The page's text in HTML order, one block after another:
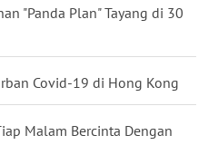
"Panda Plan" Tayang di 30
Covid-19 di Hong Kong
Malam Bercinta Dengan